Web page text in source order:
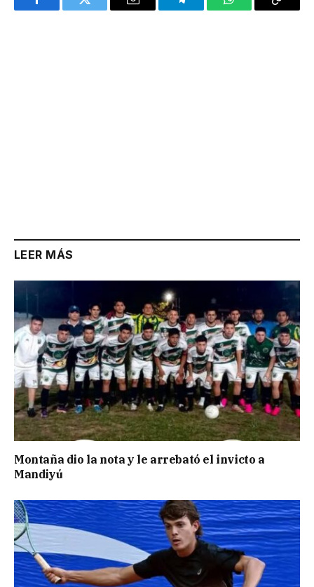
FacebookTwitter Email TelegramWhatsAppCopy
LEER MÁS
Montaña dio la nota y le arrebató el invicto a
Mandiyú